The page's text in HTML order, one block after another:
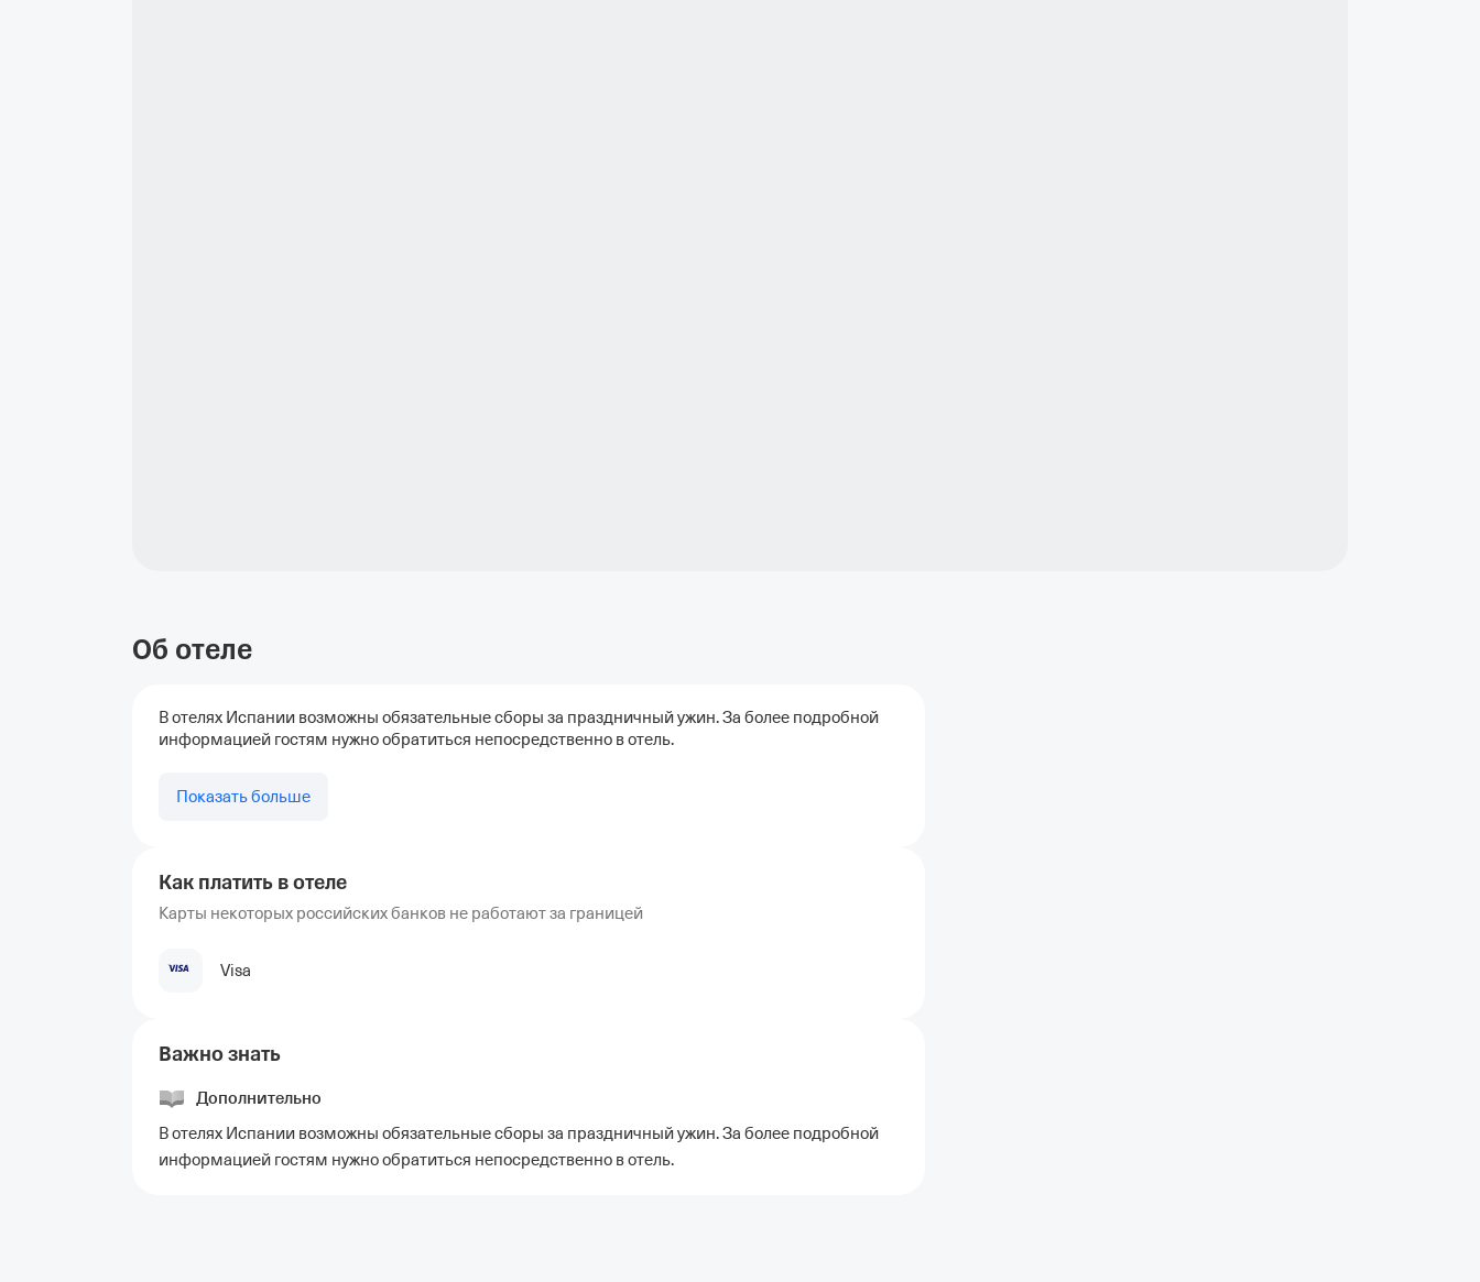
Об отеле
В отелях Испании возможны обязательные сборы за праздничный ужин. За более подробной
информацией гостям нужно обратиться непосредственно в отель.
Показать больше
Как платить в отеле
Карты некоторых российских банков не работают за границей
Visa
Важно знать
Дополнительно
В отелях Испании возможны обязательные сборы за праздничный ужин. За более подробной
информацией гостям нужно обратиться непосредственно в отель.